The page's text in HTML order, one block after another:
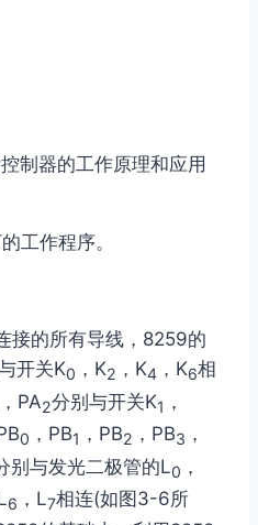
制器的工作原理和应用
工作程序。
接的所有导线，8259的
开关K0 ，K2 ，K4 ，K6相
，PA2分别与开关K1 ，
0 ，PB1 ，PB2 ，PB3 ，
别与发光二极管的L0 ，
6 ，L7相连(如图3-6所